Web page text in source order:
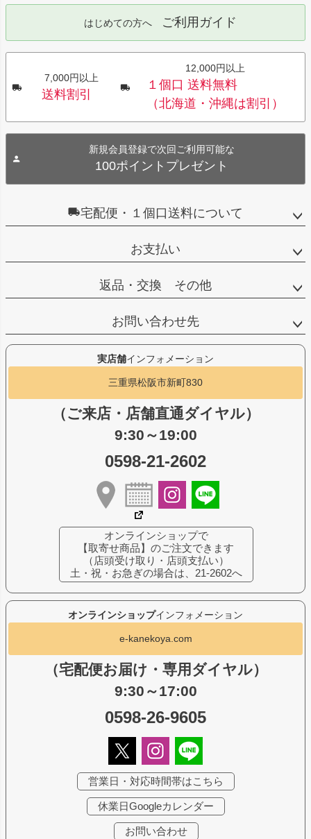
はじめての方へ ご利用ガイド
7,000円以上
送料割引
12,000円以上
１個口 送料無料
（北海道・沖縄は割引）
新規会員登録で次回ご利用可能な
100ポイントプレゼント
宅配便・１個口送料について
お支払い
返品・交換 その他
お問い合わせ先
オンラインショップインフォメーション
e-kanekoya.com
（宅配便お届け・専用ダイヤル）
9:30～17:00
0598-26-9605
営業日・対応時間帯はこちら
休業日Googleカレンダー
お問い合わせ
実店舗インフォメーション
三重県松阪市新町830
（ご来店・店舗直通ダイヤル）
9:30～19:00
0598-21-2602
オンラインショップで
【取寄せ商品】のご注文できます
（店頭受け取り・店頭支払い）
土・祝・お急ぎの場合は、21-2602へ